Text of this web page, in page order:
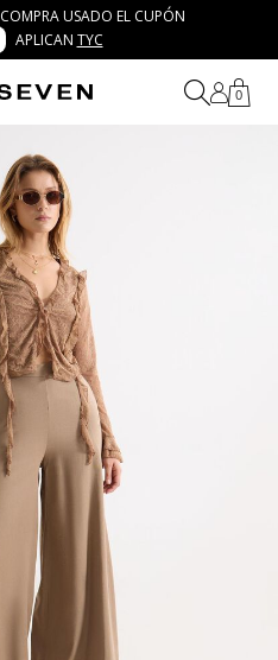
USADO EL CUPÓN
APLICAN TYC
0